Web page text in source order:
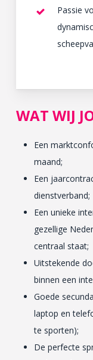
Passie
WAT WIJ
Een
maand;
Een
dienstverband;
Een unieke
gezellige
centraal staat;
Uitstekende
binnen een
Goede
laptop en
te sporten);
De perfecte